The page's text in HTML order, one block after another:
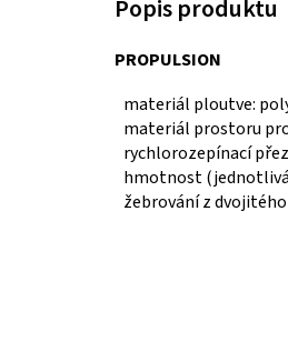
PROPULSION
materiál ploutve:
materiál prostoru
rychlorozepínací
hmotnost
žebrování z